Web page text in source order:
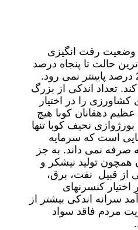
وضعیت رقت انگیزی
حالت تا پنجاه درصد
و در بهترین حالت از 25 درصد پایینتر نمی رود.
تعداد اندکی از بزرگ
کشاورزی را در اختیار
دهقانان کوبا هیچ
نحیف کوبا تنها
است که سرمایه
صرفه نمی داند. به جز
همچون تولید نیشکر و
از قبیل نفت، برق،
کنسرنهای
سرانه اندکی بیشتر از
مردم فاقد سواد